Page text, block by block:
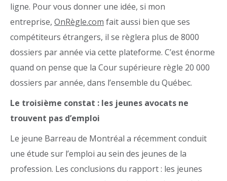
ligne. Pour vous donner une idée, si mon
entreprise, OnRègle.com fait aussi bien que ses
compétiteurs étrangers, il se règlera plus de 8000
dossiers par année via cette plateforme. C’est énorme
quand on pense que la Cour supérieure règle 20 000
dossiers par année, dans l’ensemble du Québec.
Le troisième constat : les jeunes avocats ne
trouvent pas d’emploi
Le jeune Barreau de Montréal a récemment conduit
une étude sur l’emploi au sein des jeunes de la
profession. Les conclusions du rapport : les jeunes